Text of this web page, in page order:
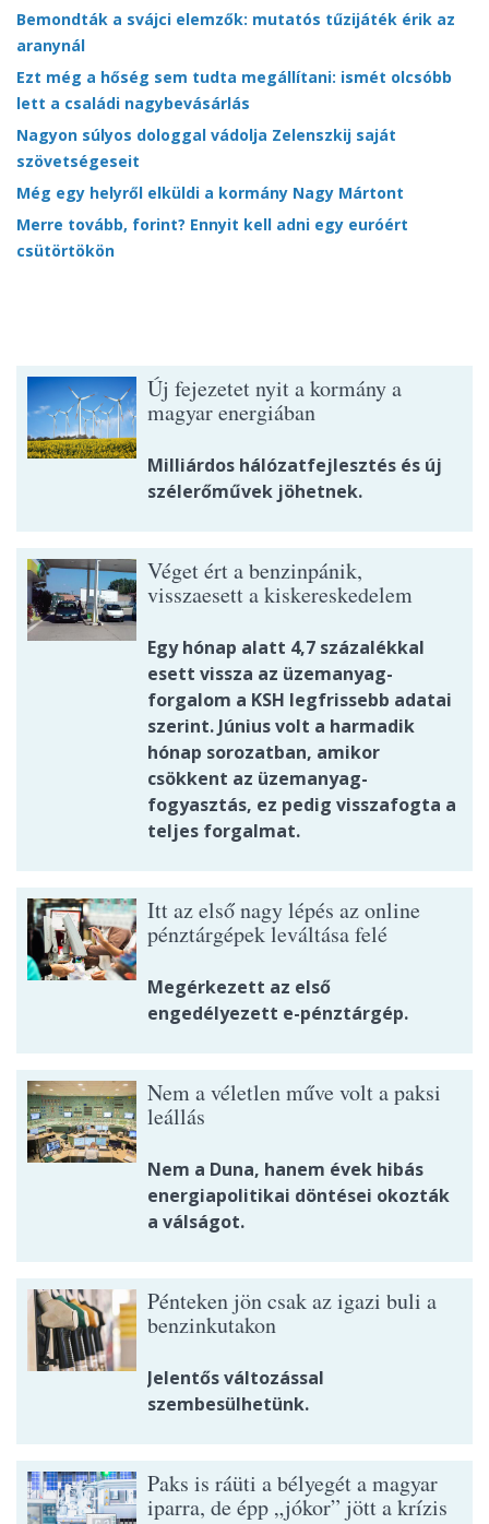
Bemondták a svájci elemzők: mutatós tűzijáték érik az
aranynál
Ezt még a hőség sem tudta megállítani: ismét olcsóbb
lett a családi nagybevásárlás
Nagyon súlyos dologgal vádolja Zelenszkij saját
szövetségeseit
Még egy helyről elküldi a kormány Nagy Mártont
Merre tovább, forint? Ennyit kell adni egy euróért
csütörtökön
Új fejezetet nyit a kormány a
magyar energiában
Milliárdos hálózatfejlesztés és új
szélerőművek jöhetnek.
Véget ért a benzinpánik,
visszaesett a kiskereskedelem
Egy hónap alatt 4,7 százalékkal
esett vissza az üzemanyag-
forgalom a KSH legfrissebb adatai
szerint. Június volt a harmadik
hónap sorozatban, amikor
csökkent az üzemanyag-
fogyasztás, ez pedig visszafogta a
teljes forgalmat.
Itt az első nagy lépés az online
pénztárgépek leváltása felé
Megérkezett az első
engedélyezett e-pénztárgép.
Nem a véletlen műve volt a paksi
leállás
Nem a Duna, hanem évek hibás
energiapolitikai döntései okozták
a válságot.
Pénteken jön csak az igazi buli a
benzinkutakon
Jelentős változással
szembesülhetünk.
Paks is ráüti a bélyegét a magyar
iparra, de épp „jókor” jött a krízis